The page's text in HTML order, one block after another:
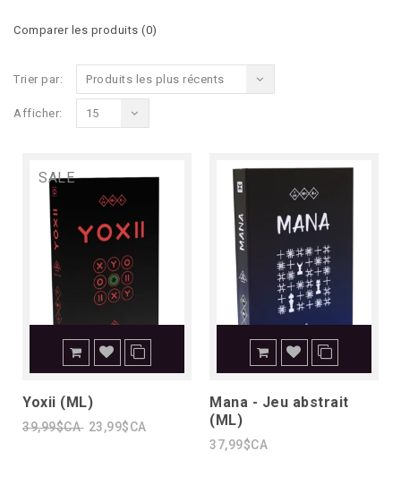
Comparer les produits (0)
Trier par: Produits les plus récents
Afficher: 15
SALE
Yoxii (ML)
39,99$CA 23,99$CA
Mana - Jeu abstrait
(ML)
37,99$CA